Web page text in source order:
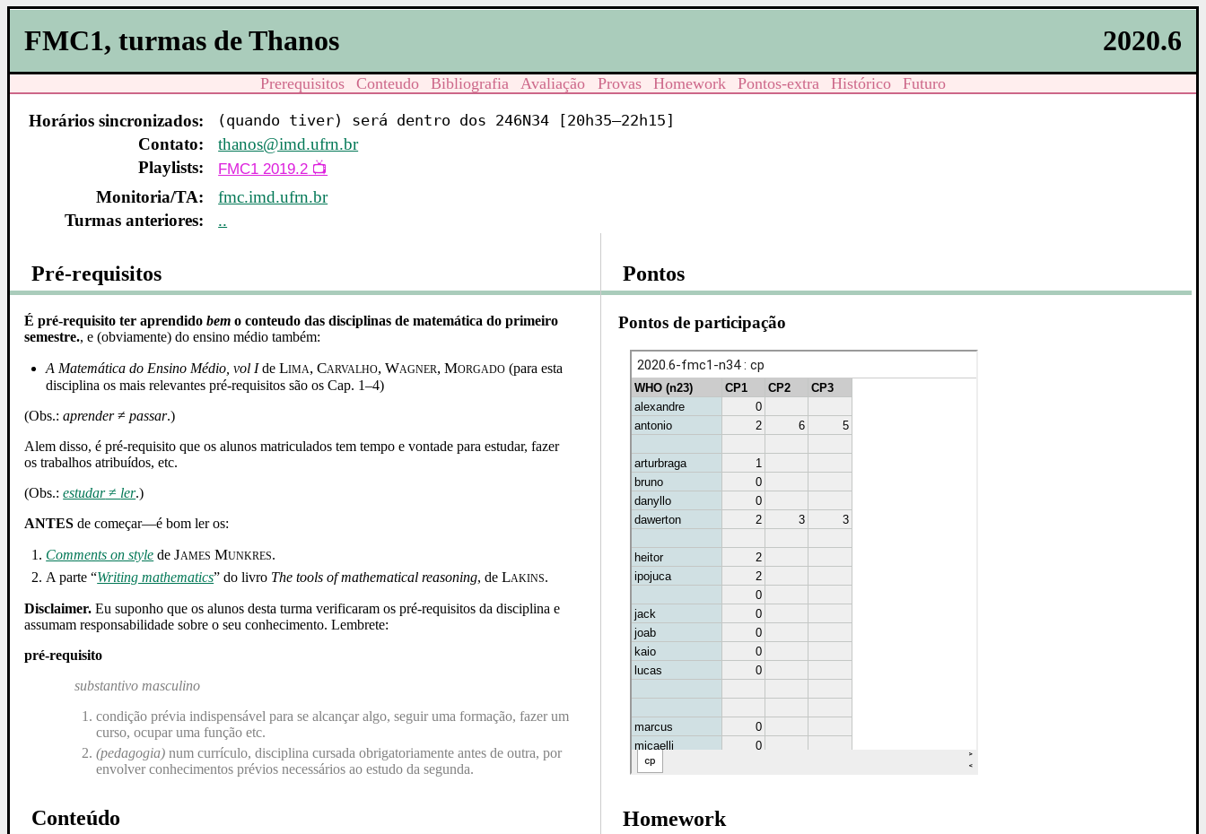
2020.6
FMC1, turmas de Thanos
Prerequisitos Conteudo Bibliografia Avaliação Provas Homework Pontos-extra Histórico Futuro
Horários sincronizados: (quando tiver) será dentro dos 246N34 [20h35–22h15]
Contato:
thanos@imd.ufrn.br
Playlists:
FMC1 2019.2
Monitoria/TA:
fmc.imd.ufrn.br
Turmas anteriores:
..
Pré-requisitos
É pré-requisito ter aprendidobem o conteudo das disciplinas de matemática do primeiro
semestre., e (obviamente) do ensino médio também:
A Matemática do Ensino Médio, vol IdeLima, Carvalho, Wagner, Morgado (para esta
disciplina os mais relevantes pré-requisitos são os Cap. 1–4)
(Obs.:aprender≠passar.)
Alem disso, é pré-requisito que os alunos matriculados tem tempo e vontade para estudar, fazer
os trabalhos atribuídos, etc.
(Obs.:estudar≠ ler.)
ANTES de começar—é bom ler os:
Comments on style deJames Munkres.
A parte “Writing mathematics” do livro The tools of mathematical reasoning, deLakins.
Disclaimer. Eu suponho que os alunos desta turma verificaram os pré-requisitos da disciplina e
assumam responsabilidade sobre o seu conhecimento. Lembrete:
pré-requisito
substantivo masculino
condição prévia indispensável para se alcançar algo, seguir uma formação, fazer um
curso, ocupar uma função etc.
(pedagogia) num currículo, disciplina cursada obrigatoriamente antes de outra, por
envolver conhecimentos prévios necessários ao estudo da segunda.
Conteúdo
Pontos
Pontos de participação
Homework